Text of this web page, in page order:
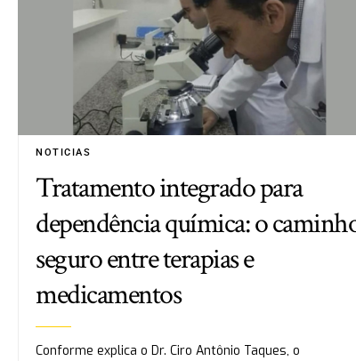
NOTICIAS
Tratamento integrado para
dependência química: o
seguro entre terapias e
medicamentos
Conforme explica o Dr. Ciro Antônio Taques, o